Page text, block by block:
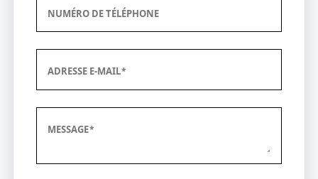
NUMÉRO DE TÉLÉPHONE
ADRESSE E-MAIL
MESSAGE